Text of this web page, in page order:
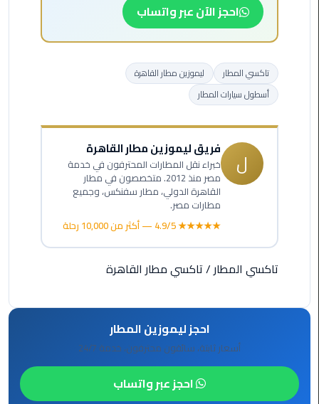
الشيخ
ليموزين
مرسى
خدمة
ليموزين
الغردقة
ليموزين
والعكس
احجز الآن عبر واتساب
تاكسي المطار
ليموزين مطار القاهرة
أسطول سيارات المطار
ل فريق ليموزين مطار القاهرة
خبراء نقل المطارات المحترفون في خدمة
مصر منذ 2012. متخصصون في مطار
القاهرة الدولي، مطار سفنكس، وجميع
مطارات مصر.
★★★★★ 4.9/5 — أكثر من 10,000 رحلة
تاكسي المطار/تاكسي مطار القاهرة
احجز ليموزين المطار
أسعار ثابتة، سائقون محترفون، خدمة 24/7
احجز عبر واتساب